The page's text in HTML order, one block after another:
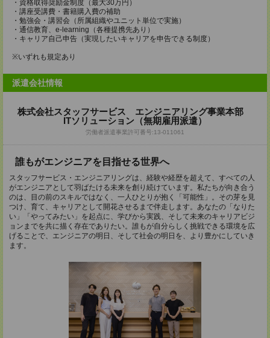
・資格取得奨励金制度（最大30万円）
・講座受講費・書籍購入費の補助
・勉強会・講習会（所属組織やユニット単位で実施）
・通信教育、e-learning（各種提携先あり）
・キャリア自己申告（実現したいキャリアを申告できる制度）
※いずれも規定あり
派遣会社情報
株式会社スタッフサービス エンジニアリング事業本部
ITソリューション（無期雇用派遣）
労働者派遣事業許可番号:13-011061
誰もがエンジニアを目指せる世界へ
スタッフサービス・エンジニアリングは、経験や経歴を超えて、すべての人
がエンジニアとして羽ばたける未来を創り続けています。私たちが向き合う
のは、目の前のスキルではなく、一人ひとりが抱く「可能性」。その芽を見
つけ、育て、キャリアとして開花させるまで伴走します。あなたの「なりた
い」「やってみたい」を起点に、学びから実践、そして未来のキャリアビジ
ョンまでを共に描く存在でありたい。誰もが自分らしく挑戦できる環境を広
げることで、エンジニアの明日、そして社会の明日を、より豊かにしていき
ます。